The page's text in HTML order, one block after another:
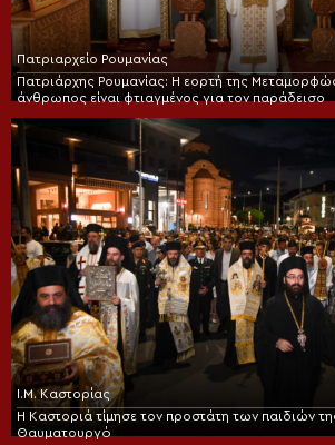
Πατριαρχείο Ρουμανίας
Πατριάρχης Ρουμανίας: Η εορτή της
άνθρωπος είναι φτιαγμένος για τον παράδεισο
Ι.Μ. Καστορίας
Η Καστοριά τίμησε τον προστάτη των παιδιών
Θαυματουργό